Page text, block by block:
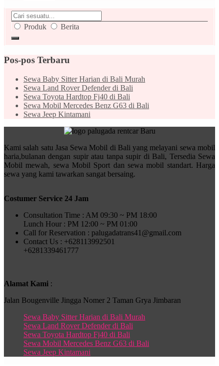
Produk Berita
Pos-pos Terbaru
Sewa Baby Sitter Harian di Bali Murah
Sewa Land Rover Defender di Bali
Sewa Toyota Hardtop Fj40 di Bali
Sewa Mobil Mercedes Benz G63 di Bali
Sewa Jeep Kintamani
Kami salah satu Jasa Sewa Mobil di Bali yang melayani sewa mobil
haria,bulanan dengan supir atau tanpa supir di Bali, Tersedia Sewa
Mobil mewah, sewa Mobil Sport dan sewa mobil standart. Harga
sewa yang kami tawarkan sangat bersaing.
Costumer Service 24 Jam
Consultation Time : AM 09:30 ~ PM 18:00
Lunch Hour : PM 12:00 ~ PM 01:00
Call for Reservation : palugadatrans41@gmail.com
Contact Us : +628113992501
+6281339461777
Alamat Kami :
Jalan Bougenville Jingga Nomer 2 Taman Grya Jimbaran
Sewa Baby Sitter Harian di Bali Murah
Sewa Land Rover Defender di Bali
Sewa Toyota Hardtop Fj40 di Bali
Sewa Mobil Mercedes Benz G63 di Bali
Sewa Jeep Kintamani